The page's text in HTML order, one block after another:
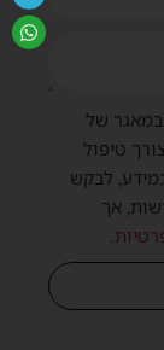
של
טיפול
לבקש
אך